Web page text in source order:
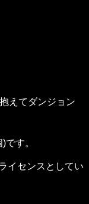
えてダンジョン
す。
イセンスとしてい